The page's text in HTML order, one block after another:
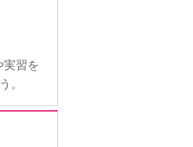
実習を
。